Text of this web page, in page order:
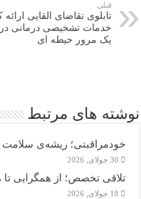
قبلی
تابلوی تقاضای القایی ارائه
خدمات تشخیصی درمانی در
یک مرور حیطه ای
نوشته های مرتبط
خودمراقبتی؛ ریشه‌ی سلامت
30 جولای, 2026
تلاقی تخصص؛ از همگرایی
18 جولای, 2026